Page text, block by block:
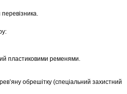
пластиковими ременями.
обрешітку (спеціальний захистний